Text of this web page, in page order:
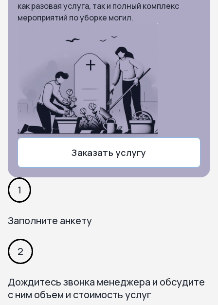
как разовая услуга, так и полный комплекс
мероприятий по уборке могил.
Заказать услугу
1
Заполните анкету
2
Дождитесь звонка менеджера и обсудите
с ним объем и стоимость услуг